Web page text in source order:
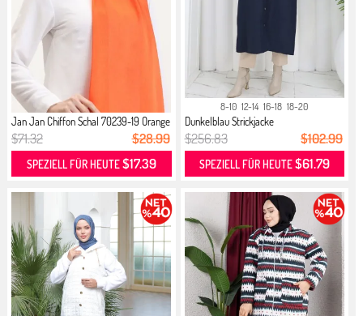
Jan Jan Chiffon Schal 70239-19 Orange
$71.32 $28.99
SPEZIELL FÜR HEUTE$17.39
8-10 12-14 16-18 18-20
Dunkelblau Strickjacke
$256.83 $102.99
SPEZIELL FÜR HEUTE$61.79